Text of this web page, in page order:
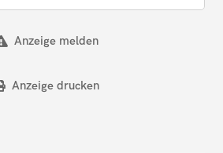
Anzeige melden
Anzeige drucken